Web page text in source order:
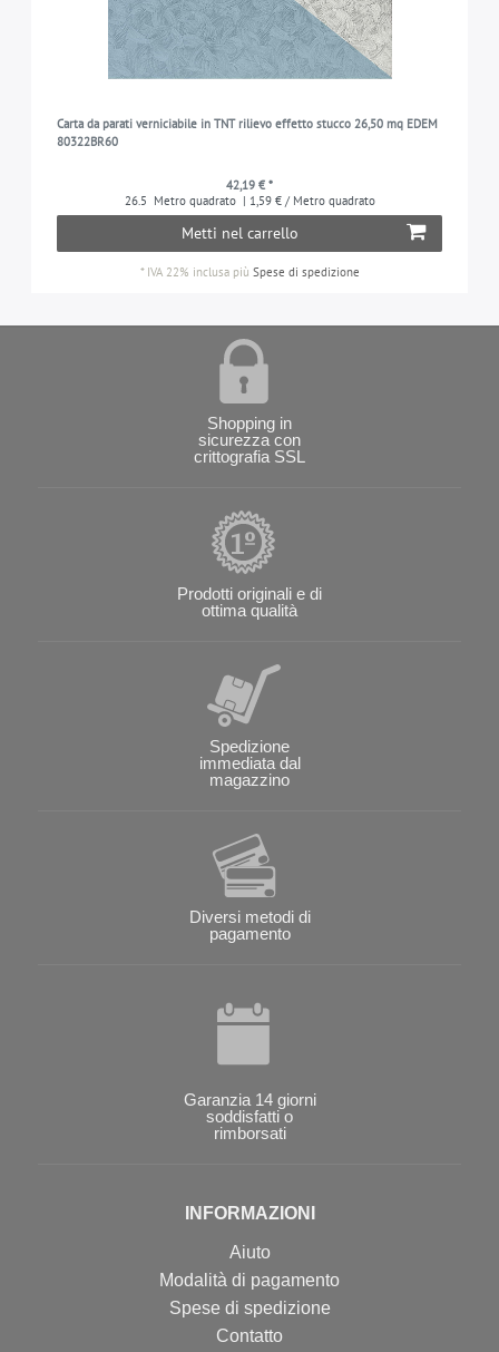
Carta da parati verniciabile in TNT rilievo effetto stucco 26,50 mq EDEM
80322BR60
42,19 € *
26.5 Metro quadrato | 1,59 € / Metro quadrato
Metti nel carrello
* IVA 22% inclusapiù Spese di spedizione
Shopping in
sicurezza con
crittografia SSL
Prodotti originali e di
ottima qualità
Spedizione
immediata dal
magazzino
Diversi metodi di
pagamento
Garanzia 14 giorni
soddisfatti o
rimborsati
INFORMAZIONI
Aiuto
Modalità di pagamento
Spese di spedizione
Contatto